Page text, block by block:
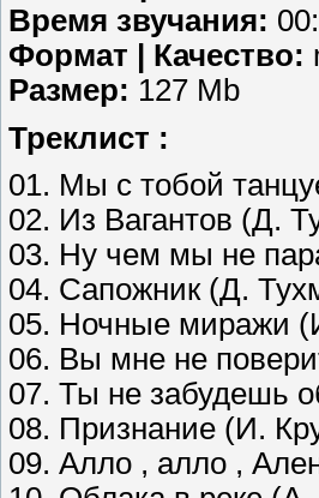
Время звучания:
Формат | Качество:
Размер: 127 Mb
Треклист :
01. Мы с тобой
02. Из Вагантов (Д.
03. Ну чем мы не
04. Сапожник (Д.
05. Ночные миражи
06. Вы мне не
07. Ты не забудешь
08. Признание (И.
09. Алло , алло ,